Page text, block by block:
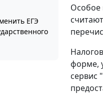
ЕГЭ
Особое
форме,
сервис